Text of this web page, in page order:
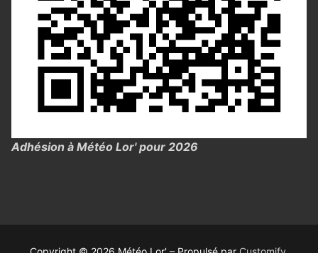
Adhésion à Météo Lor' pour 2026